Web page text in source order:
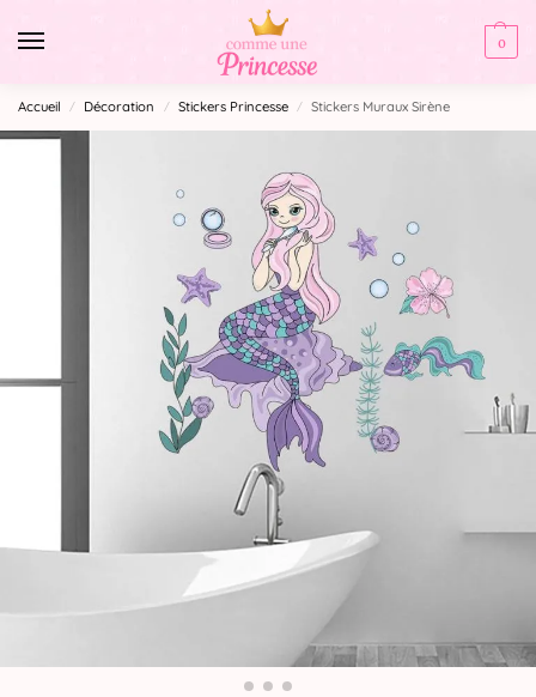
0
Accueil / Décoration / Stickers Princesse / Stickers Muraux Sirène